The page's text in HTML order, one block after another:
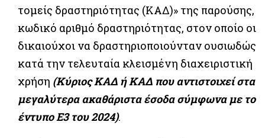
τομείς δραστηριότητας (ΚΑΔ)» της παρούσης,
κωδικό αριθμό δραστηριότητας, στον οποίο οι
δικαιούχοι να δραστηριοποιούνταν ουσιωδώς
κατά την τελευταία κλεισμένη διαχειριστική
χρήση (Κύριος ΚΑΔ ή ΚΑΔ που αντιστοιχεί στα
μεγαλύτερα ακαθάριστα έσοδα σύμφωνα με το
έντυπο Ε3 του 2024).